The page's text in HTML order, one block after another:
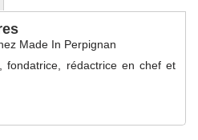
Made In Perpignan
fondatrice, rédactrice en chef et